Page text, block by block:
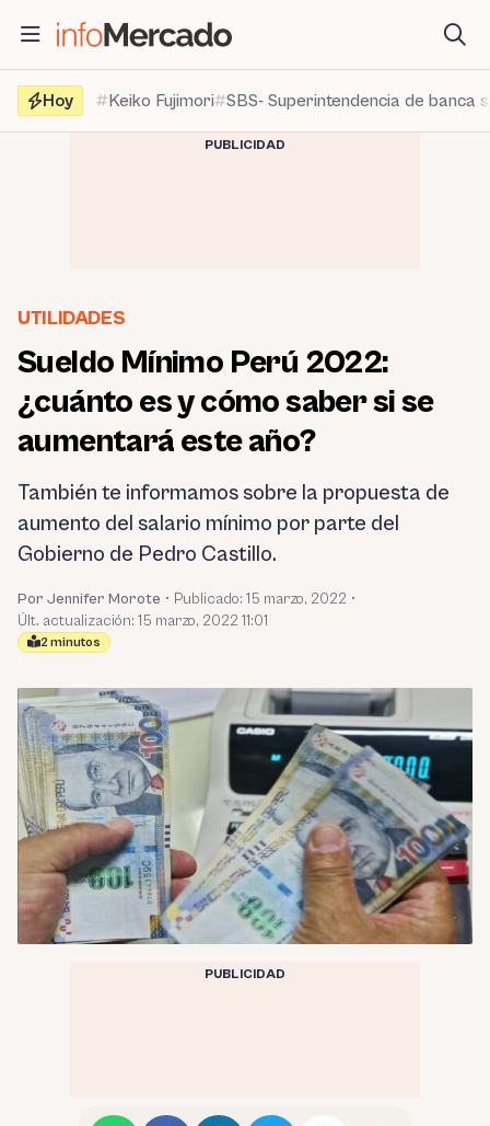
contenido
Hoy
Keiko Fujimori SBS- Superintendencia de banca
PUBLICIDAD
UTILIDADES
Sueldo Mínimo Perú 2022:
¿cuánto es y cómo saber si se
aumentará este año?
También te informamos sobre la propuesta de
aumento del salario mínimo por parte del
Gobierno de Pedro Castillo.
Por Jennifer Morote • Publicado: 15 marzo, 2022 •
Últ. actualización: 15 marzo, 2022 11:01
2 minutos
PUBLICIDAD